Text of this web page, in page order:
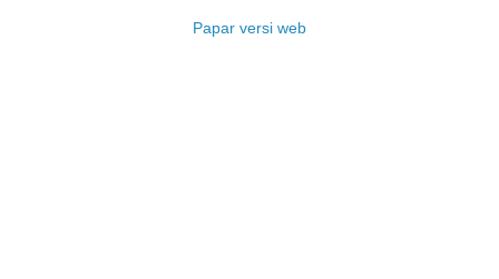
Papar versi web